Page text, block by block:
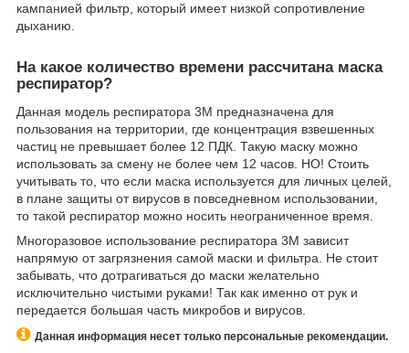
кампанией фильтр, который имеет низкой сопротивление
дыханию.
На какое количество времени рассчитана маска
респиратор?
Данная модель респиратора 3М предназначена для
пользования на территории, где концентрация взвешенных
частиц не превышает более 12 ПДК. Такую маску можно
использовать за смену не более чем 12 часов. НО! Стоить
учитывать то, что если маска используется для личных целей,
в плане защиты от вирусов в повседневном использовании,
то такой респиратор можно носить неограниченное время.
Многоразовое использование респиратора 3М зависит
напрямую от загрязнения самой маски и фильтра. Не стоит
забывать, что дотрагиваться до маски желательно
исключительно чистыми руками! Так как именно от рук и
передается большая часть микробов и вирусов.
Данная информация несет только персональные рекомендации.